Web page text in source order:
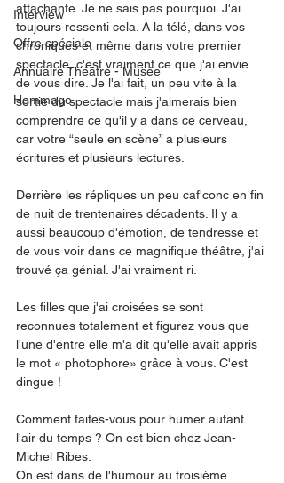
Interview
Offre spéciale
Annuaire Théâtre - Musée
Hommage
attachante. Je ne sais pas pourquoi. J'ai
toujours ressenti cela. À la télé, dans vos
chroniques et même dans votre premier
spectacle, c'est vraiment ce que j'ai envie
de vous dire. Je l'ai fait, un peu vite à la
sortie du spectacle mais j'aimerais bien
comprendre ce qu'il y a dans ce cerveau,
car votre “seule en scène” a plusieurs
écritures et plusieurs lectures.
Derrière les répliques un peu caf'conc en fin
de nuit de trentenaires décadents. Il y a
aussi beaucoup d'émotion, de tendresse et
de vous voir dans ce magnifique théâtre, j'ai
trouvé ça génial. J'ai vraiment ri.
Les filles que j'ai croisées se sont
reconnues totalement et figurez vous que
l'une d'entre elle m'a dit qu'elle avait appris
le mot « photophore» grâce à vous. C'est
dingue !
Comment faites-vous pour humer autant
l'air du temps ? On est bien chez Jean-
Michel Ribes.
On est dans de l'humour au troisième